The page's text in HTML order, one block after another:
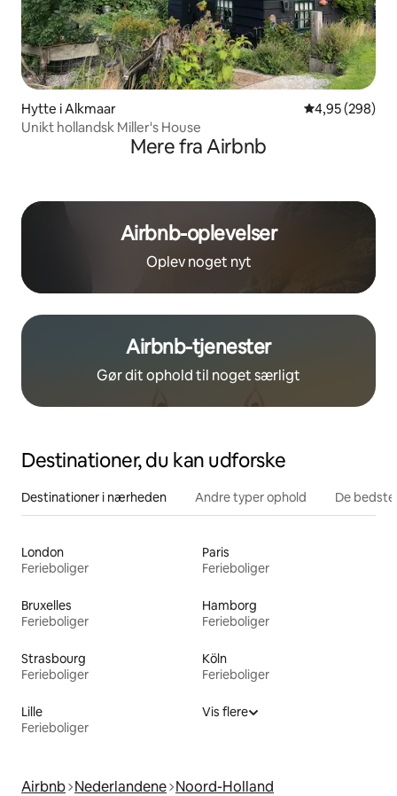
Hytte i Alkmaar 4,95 ud af 5 i
4,95 (298)
Unikt hollandsk Miller's House
Mere fra Airbnb
Airbnb-oplevelser
Oplev noget nyt
Airbnb-tjenester
Gør dit ophold til noget særligt
Destinationer, du kan udforske
Destinationer i nærheden Andre typer ophold De
London
Ferieboliger
Paris
Ferieboliger
Bruxelles
Ferieboliger
Hamborg
Ferieboliger
Strasbourg
Ferieboliger
Köln
Ferieboliger
Lille
Ferieboliger
Vis flere
Airbnb Nederlandene Noord-Holland